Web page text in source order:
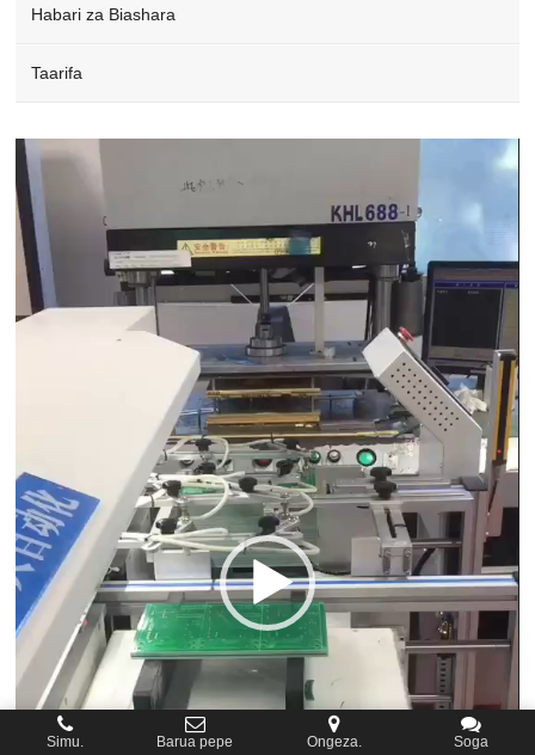
Habari za Biashara
Taarifa
Video
Player
Simu. Barua pepe Ongeza. Soga